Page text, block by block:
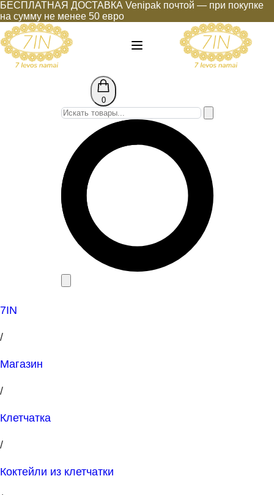
БЕСПЛАТНАЯ ДОСТАВКА Venipak почтой — при покупке
на сумму не менее 50 евро
0
7IN
/
Магазин
/
Клетчатка
/
Коктейли из клетчатки